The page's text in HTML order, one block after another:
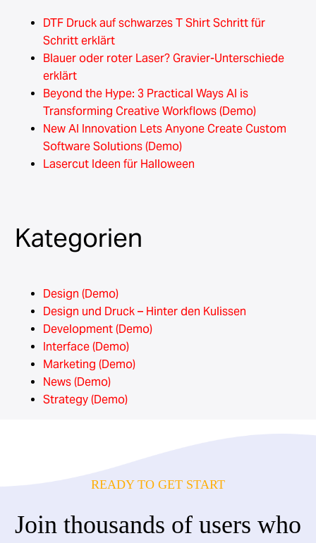
DTF Druck auf schwarzes T Shirt Schritt für
Schritt erklärt
Blauer oder roter Laser? Gravier-Unterschiede
erklärt
Beyond the Hype: 3 Practical Ways AI is
Transforming Creative Workflows (Demo)
New AI Innovation Lets Anyone Create Custom
Software Solutions (Demo)
Lasercut Ideen für Halloween
Kategorien
Design (Demo)
Design und Druck – Hinter den Kulissen
Development (Demo)
Interface (Demo)
Marketing (Demo)
News (Demo)
Strategy (Demo)
READY TO GET START
Join thousands of users who